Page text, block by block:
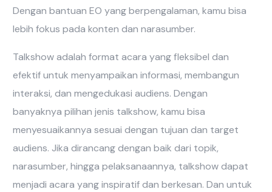
Dengan bantuan EO yang berpengalaman, kamu bisa
lebih fokus pada konten dan narasumber.
Talkshow adalah format acara yang fleksibel dan
efektif untuk menyampaikan informasi, membangun
interaksi, dan mengedukasi audiens. Dengan
banyaknya pilihan jenis talkshow, kamu bisa
menyesuaikannya sesuai dengan tujuan dan target
audiens. Jika dirancang dengan baik dari topik,
narasumber, hingga pelaksanaannya, talkshow dapat
menjadi acara yang inspiratif dan berkesan. Dan untuk